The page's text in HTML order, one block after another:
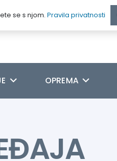
OPREMA
se s njom. Pravila privatnosti